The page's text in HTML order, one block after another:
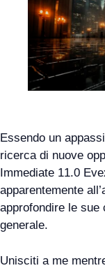
Essendo un
ricerca di nuove
Immediate 11.0
apparentemente
approfondire le
generale.
Unisciti a me